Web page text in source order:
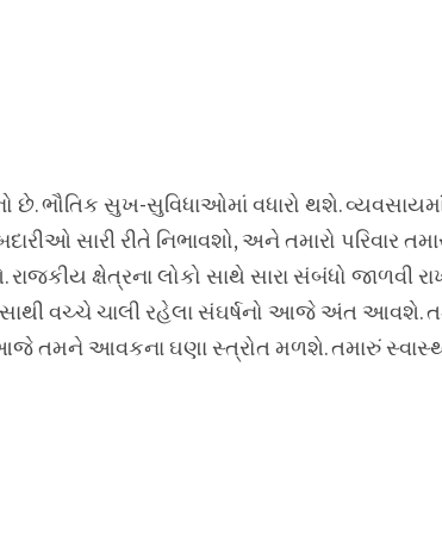
ભૌતિક સુખ-સુવિધાઓમાં વધારો થશે.
સારી રીતે નિભાવશો, અને તમારો પરિવાર
ક્ષેત્રના લોકો સાથે સારા સંબંધો જાળવી
વચ્ચે ચાલી રહેલા સંઘર્ષનો આજે અંત આવશે.
તમને આવકના ઘણા સ્ત્રોત મળશે. તમારું